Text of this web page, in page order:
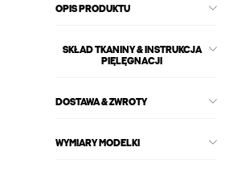
OPIS PRODUKTU
SKŁAD TKANINY & INSTRUKCJA
PIĘLĘGNACJI
DOSTAWA & ZWROTY
WYMIARY MODELKI